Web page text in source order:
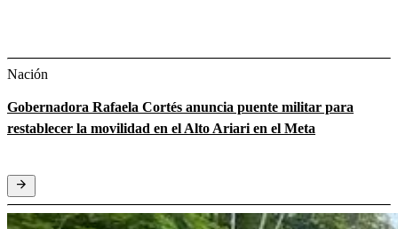
Nación
Gobernadora Rafaela Cortés anuncia puente militar para
restablecer la movilidad en el Alto Ariari en el Meta